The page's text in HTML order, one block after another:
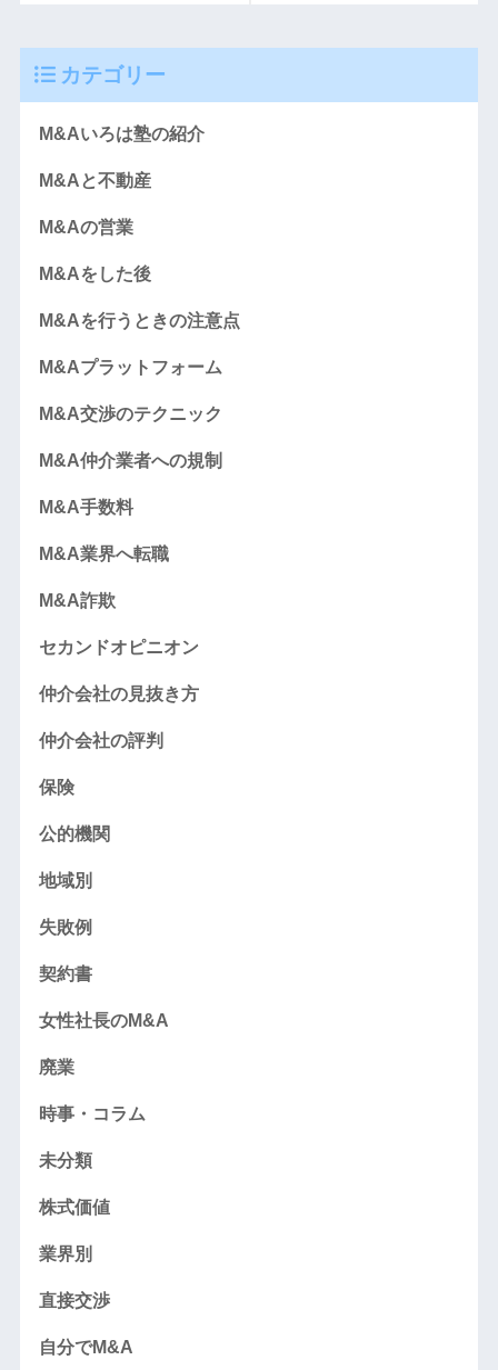
カテゴリー
M&Aいろは塾の紹介
M&Aと不動産
M&Aの営業
M&Aをした後
M&Aを行うときの注意点
M&Aプラットフォーム
M&A交渉のテクニック
M&A仲介業者への規制
M&A手数料
M&A業界へ転職
M&A詐欺
セカンドオピニオン
仲介会社の見抜き方
仲介会社の評判
保険
公的機関
地域別
失敗例
契約書
女性社長のM&A
廃業
時事・コラム
未分類
株式価値
業界別
直接交渉
自分でM&A